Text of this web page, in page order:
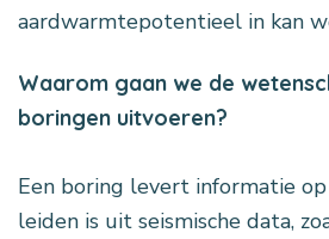
aardwarmtepotentieel in kan
Waarom gaan we de
boringen uitvoeren?
Een boring levert informatie
leiden is uit seismische data,